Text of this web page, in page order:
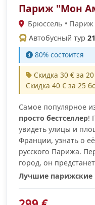
Париж "Мон
Брюссель • Париж
Автобусный тур
80% cостоится
Скидка 30 € за
Скидка 40 € за 25
Самое популярное
просто бестселлер!
увидеть улицы и
Франции, узнать о
русского Парижа.
город, он
Лучшие парижские